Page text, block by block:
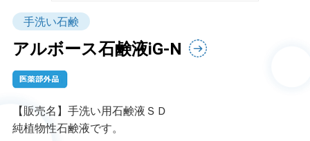
手洗い石鹸
アルボース石鹸液iG-N
【販売名】手洗い用石鹸液ＳＤ
純植物性石鹸液です。